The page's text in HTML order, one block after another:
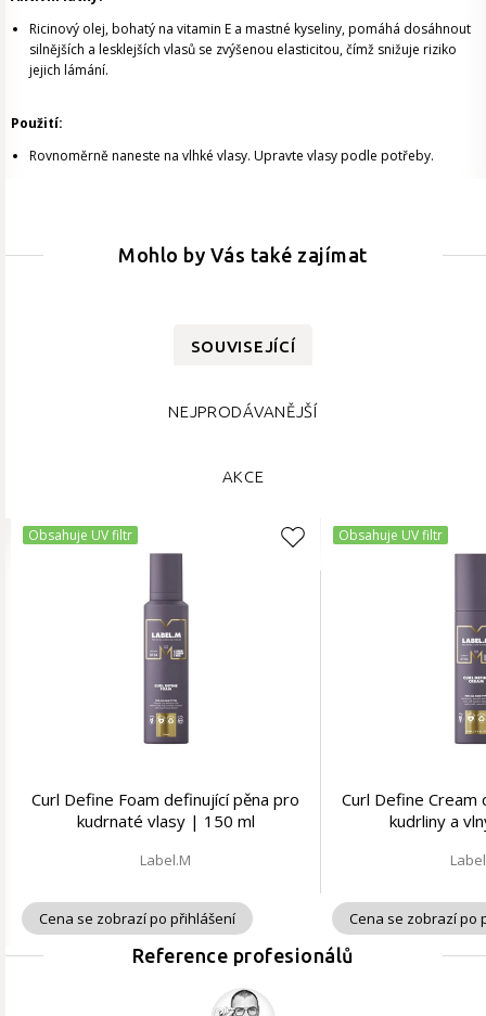
Ricinový olej, bohatý na vitamin E a mastné kyseliny, pomáhá dosáhnout
silnějších a lesklejších vlasů se zvýšenou elasticitou, čímž snižuje riziko
jejich lámání.
Použití:
Rovnoměrně naneste na vlhké vlasy. Upravte vlasy podle potřeby.
Mohlo by Vás také zajímat
SOUVISEJÍCÍ
NEJPRODÁVANĚJŠÍ
AKCE
Obsahuje UV filtr
Curl Define Foam definující pěna pro
kudrnaté vlasy | 150 ml
Label.M
Cena se zobrazí po přihlášení
Obsahuje UV filtr
Curl Define Cream
kudrliny a
Cena se zobrazí po
Reference profesionálů